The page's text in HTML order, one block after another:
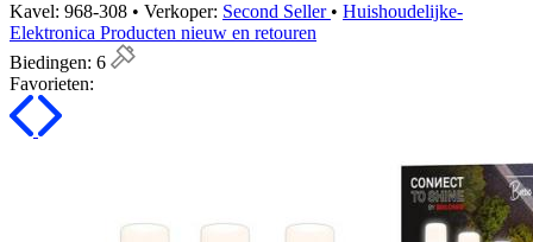
Kavel: 968-308 • Verkoper: Second Seller • Huishoudelijke-
Elektronica Producten nieuw en retouren
Biedingen: 6
Favorieten: